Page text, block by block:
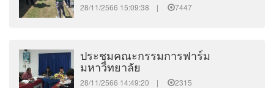
28/11/2566 15:09:38 | 7447
ประชุมคณะกรรมการฟาร์ม
มหาวิทยาลัย
28/11/2566 14:49:20 | 2315